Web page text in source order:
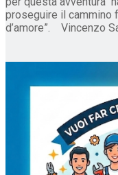
proseguire il cammino
d’amore”. Vincenzo